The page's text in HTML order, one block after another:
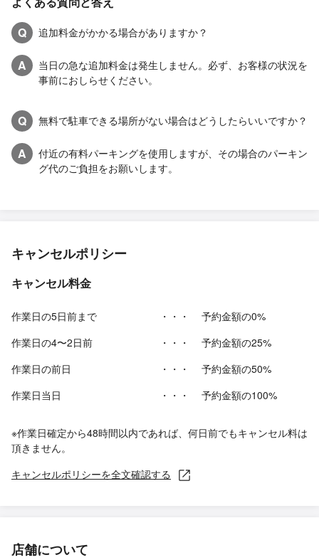
Q
追加料金がかかる場合がありますか？
A
当日の急な追加料金は発生しません。必ず、お客様の状況を
事前におしらせください。
Q 無料で駐車できる場所がない場合はどうしたらいいですか？
A
付近の有料パーキングを使用しますが、その場合のパーキン
グ代のご負担をお願いします。
キャンセルポリシー
キャンセル料金
作業日の5日前まで ・・・
予約金額の0%
作業日の4〜2日前
・・・
予約金額の25%
作業日の前日
・・・
予約金額の50%
作業日当日
・・・ 予約金額の100%
※作業日確定から48時間以内であれば、何日前でもキャンセル料は
頂きません。
キャンセルポリシーを全文確認する
店舗について